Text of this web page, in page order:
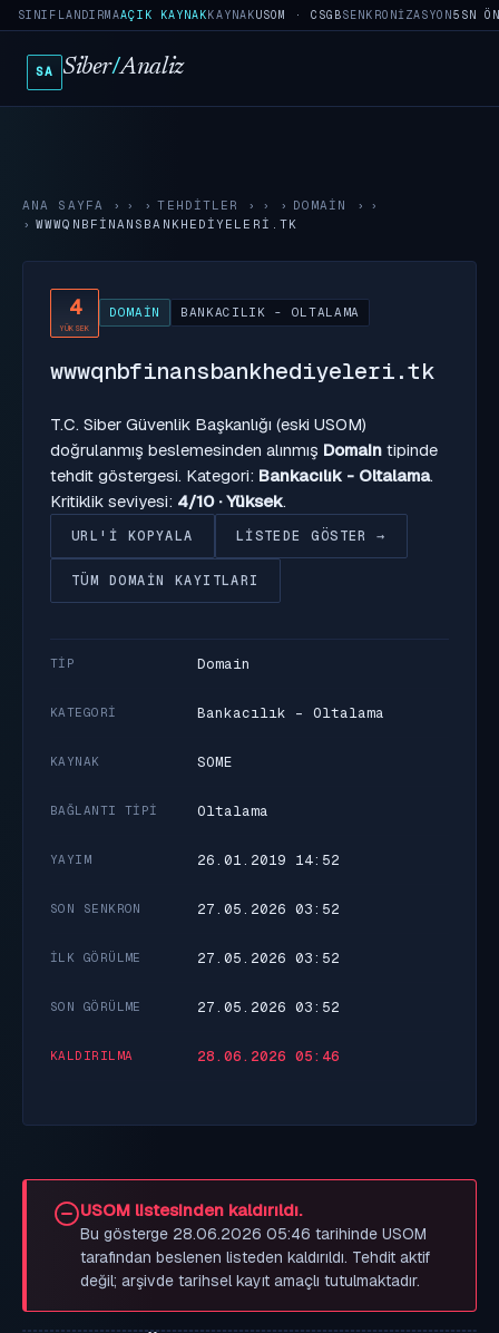
SINIFLANDIRMAAÇIK KAYNAKKAYNAKUSOM · CSGBSENKRONIZASYON5SN
SA Siber/Analiz
ANA SAYFA › TEHDITLER › DOMAIN
›
WWWQNBFINANSBANKHEDIYELERI.TK
4
YÜKSEK
DOMAIN BANKACILIK - OLTALAMA
wwwqnbfinansbankhediyeleri.tk
T.C. Siber Güvenlik Başkanlığı (eski USOM)
doğrulanmış beslemesinden alınmış Domain tipinde
tehdit göstergesi. Kategori: Bankacılık - Oltalama.
Kritiklik seviyesi: 4/10 · Yüksek.
URL'I KOPYALA LISTEDE GÖSTER →
TÜM DOMAIN KAYITLARI
TIP Domain
KATEGORI Bankacılık - Oltalama
KAYNAK SOME
BAĞLANTI TIPI Oltalama
YAYIM 26.01.2019 14:52
SON SENKRON 27.05.2026 03:52
İLK GÖRÜLME 27.05.2026 03:52
SON GÖRÜLME 27.05.2026 03:52
KALDIRILMA 28.06.2026 05:46
USOM listesinden kaldırıldı.
Bu gösterge 28.06.2026 05:46 tarihinde USOM
tarafından beslenen listeden kaldırıldı. Tehdit aktif
değil; arşivde tarihsel kayıt amaçlı tutulmaktadır.